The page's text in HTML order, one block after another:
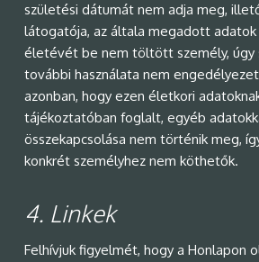
születési dátumát nem adja meg,
látogatója, az általa megadott adatok
életévét be nem töltött személy, úgy
további használata nem
azonban, hogy ezen életkori
tájékoztatóban foglalt, egyéb
összekapcsolása nem történik meg,
konkrét személyhez nem köthetők.
4. Linkek
Felhívjuk figyelmét, hogy a Honlapon